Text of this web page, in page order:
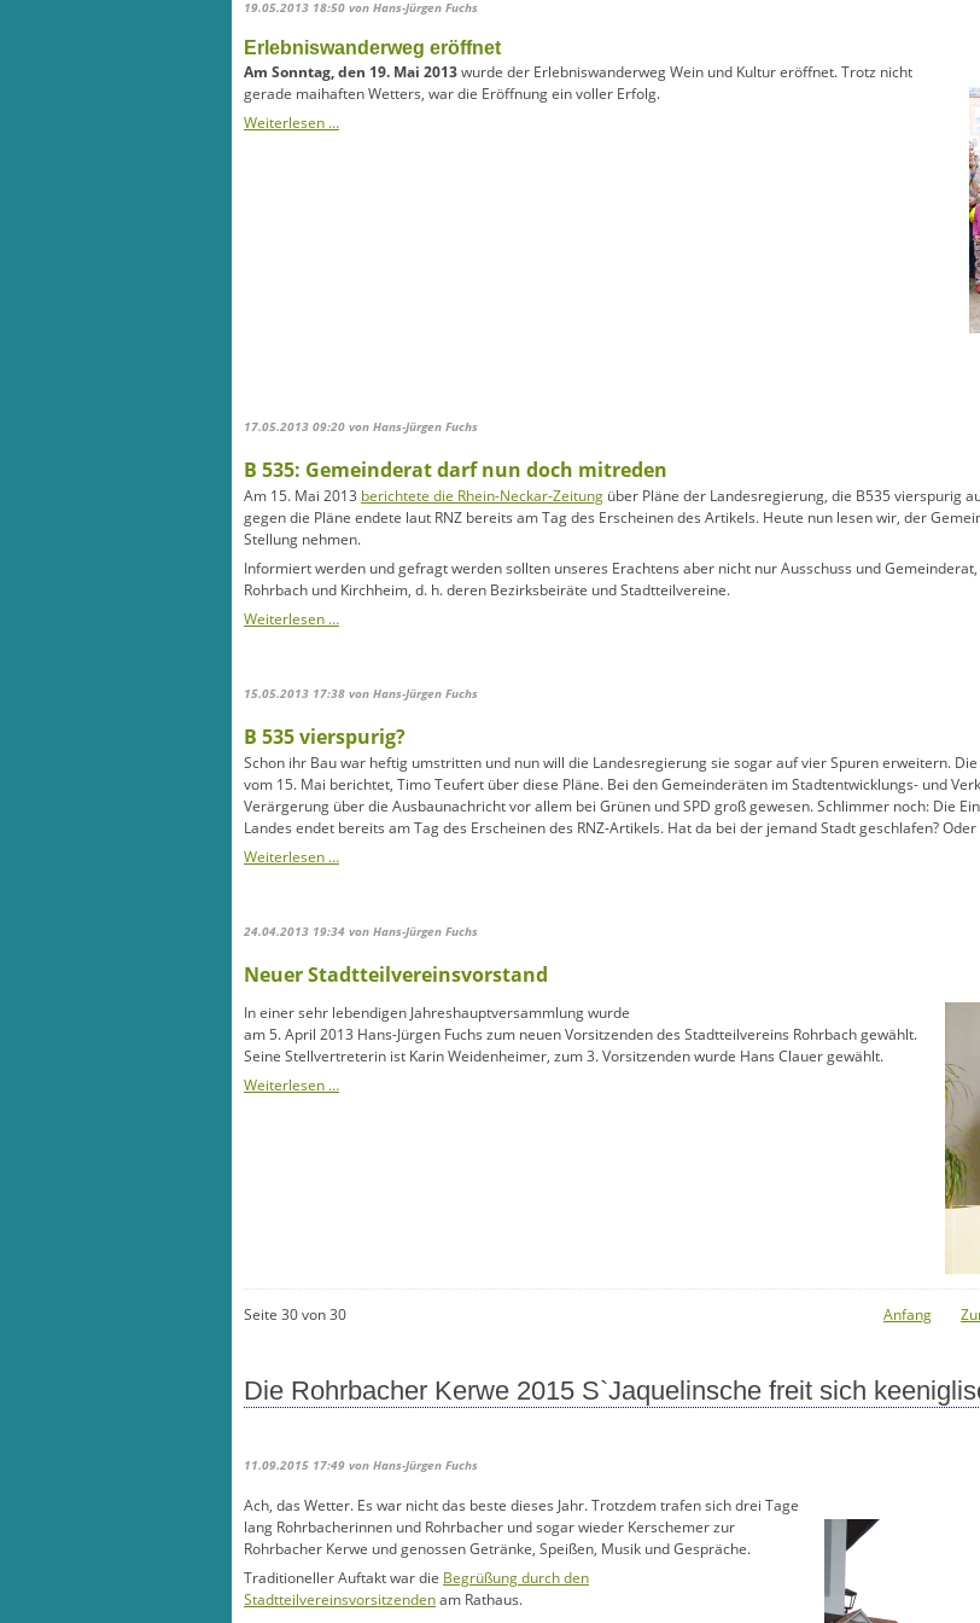
19.05.2013 18:50 von Hans-Jürgen Fuchs
Erlebniswanderweg eröffnet
Am Sonntag, den 19. Mai 2013wurde der Erlebniswanderweg Wein und Kultur eröffnet. Trotz nicht
gerade maihaften Wetters, war die Eröffnung ein voller Erfolg.
Weiterlesen …
17.05.2013 09:20 von Hans-Jürgen Fuchs
B 535: Gemeinderat darf nun doch mitreden
Am 15. Mai 2013 berichtete die Rhein-Neckar-Zeitung über Pläne der Landesregierung, die B535 vierspurig
gegen die Pläne endete laut RNZ bereits am Tag des Erscheinen des Artikels. Heute nun lesen wir, der
Stellung nehmen.
Informiert werden und gefragt werden sollten unseres Erachtens aber nicht nur Ausschuss und
Rohrbach und Kirchheim, d. h. deren Bezirksbeiräte und Stadtteilvereine.
Weiterlesen …B
nun
mitreden
15.05.2013 17:38 von Hans-Jürgen Fuchs
B 535 vierspurig?
Schon ihr Bau war heftig umstritten und nun will die Landesregierung sie sogar auf vier Spuren erweitern.
vom 15. Mai berichtet, Timo Teufert über diese Pläne. Bei den Gemeinderäten im Stadtentwicklungs- und
Verärgerung über die Ausbaunachricht vor allem bei Grünen und SPD groß gewesen. Schlimmer noch: Die
Landes endet bereits am Tag des Erscheinen des RNZ-Artikels. Hat da bei der jemand Stadt geschlafen?
Weiterlesen …B
24.04.2013 19:34 von Hans-Jürgen Fuchs
Neuer Stadtteilvereinsvorstand
In einer sehr lebendigen Jahreshauptversammlung wurde
am 5. April 2013 Hans-Jürgen Fuchs zum neuen Vorsitzenden des Stadtteilvereins Rohrbach gewählt.
Seine Stellvertreterin ist Karin Weidenheimer, zum 3. Vorsitzenden wurde Hans Clauer gewählt.
Weiterlesen …Neuer
Seite 30 von 30 Anfang
Die Rohrbacher Kerwe 2015 S`Jaquelinsche freit sich
11.09.2015 17:49 von Hans-Jürgen Fuchs
Ach, das Wetter. Es war nicht das beste dieses Jahr. Trotzdem trafen sich drei Tage
lang Rohrbacherinnen und Rohrbacher und sogar wieder Kerschemer zur
Rohrbacher Kerwe und genossen Getränke, Speißen, Musik und Gespräche.
Traditioneller Auftakt war die Begrüßung durch den
Stadtteilvereinsvorsitzendenam Rathaus.